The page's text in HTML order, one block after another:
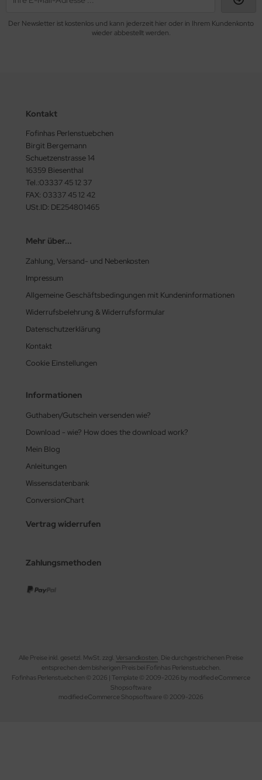
Der Newsletter ist kostenlos und kann jederzeit hier oder in Ihrem Kundenkonto
wieder abbestellt werden.
Kontakt
Fofinhas Perlenstuebchen
Birgit Bergemann
Schuetzenstrasse 14
16359 Biesenthal
Tel.:03337 45 12 37
FAX: 03337 45 12 42
USt.ID: DE254801465
Mehr über...
Zahlung, Versand- und Nebenkosten
Impressum
Allgemeine Geschäftsbedingungen mit Kundeninformationen
Widerrufsbelehrung & Widerrufsformular
Datenschutzerklärung
Kontakt
Cookie Einstellungen
Informationen
Guthaben/Gutschein versenden wie?
Download - wie? How does the download work?
Mein Blog
Anleitungen
Wissensdatenbank
ConversionChart
Vertrag widerrufen
Zahlungsmethoden
Alle Preise inkl. gesetzl. MwSt. zzgl. Versandkosten . Die durchgestrichenen Preise
entsprechen dem bisherigen Preis bei Fofinhas Perlenstuebchen.
Fofinhas Perlenstuebchen © 2026 | Template © 2009-2026 by modified eCommerce
Shopsoftware
mod ified eCommerce Shopsoftware © 2009-2026